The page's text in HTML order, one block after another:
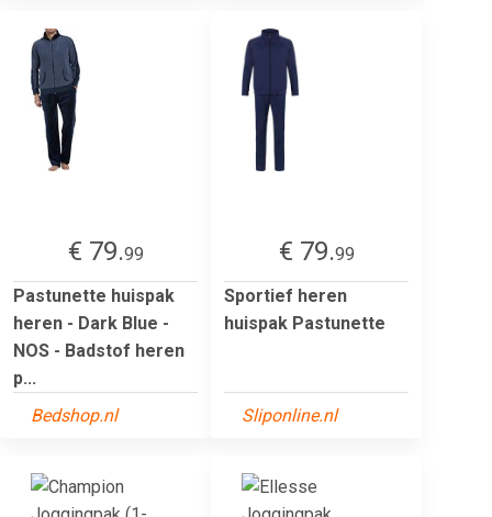
€ 79.99
Pastunette huispak
heren - Dark Blue -
NOS - Badstof heren
p...
Bedshop.nl
€ 79.99
Sportief heren
huispak Pastunette
Sliponline.nl